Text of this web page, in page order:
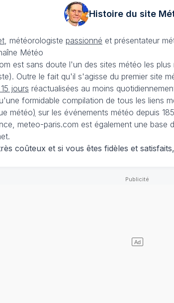
Histoire du site
, météorologiste passionné et présentateur
Météo
est sans doute l'un des sites météo les
Outre le fait qu'il s'agisse du premier site
jours réactualisées au moins
formidable compilation de tous les liens
météo) sur les événements météo depuis
meteo-paris.com est également une
coûteux et si vous êtes fidèles et